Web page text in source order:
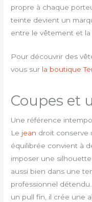
propre à chaque
teinte devient un
entre le vêtement et
Pour découvrir des
vous sur la boutique
Coupes et
Une référence
Le jean droit conserve
équilibrée convient à
imposer une
aussi bien dans une
professionnel
un pull fin, il crée une